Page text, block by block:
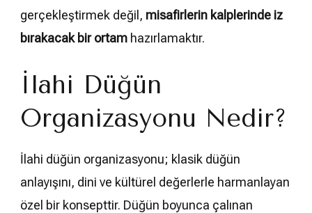
gerçekleştirmek değil, misafirlerin kalplerinde iz
bırakacak bir ortam hazırlamaktır.
İlahi Düğün
Organizasyonu Nedir?
İlahi düğün organizasyonu; klasik düğün
anlayışını, dini ve kültürel değerlerle harmanlayan
özel bir konsepttir. Düğün boyunca çalınan